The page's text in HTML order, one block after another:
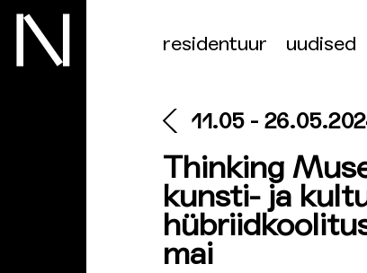
residentuur uudised
11.05 -
Thinking
kunsti- ja
mai